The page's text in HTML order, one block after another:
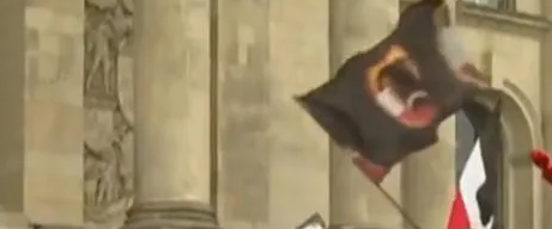
el arco parlamentario han cargado contra la
de extrema derecha se han enfrentado a